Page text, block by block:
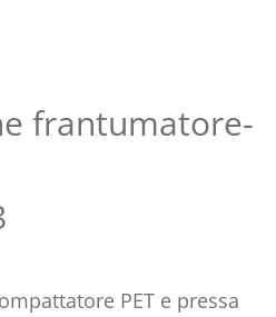
frantumatore-
PET e pressa